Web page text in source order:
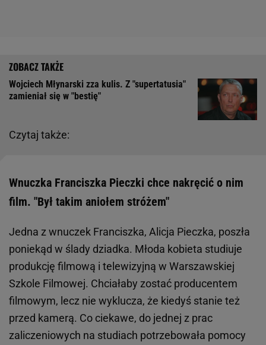
Czytaj także:
Wojciech Młynarski zza kulis. Z "supertatusia"
zamieniał się w "bestię"
Wnuczka Franciszka Pieczki chce nakręcić o nim
film. "Był takim aniołem stróżem"
Jedna z wnuczek Franciszka, Alicja Pieczka, poszła
poniekąd w ślady dziadka. Młoda kobieta studiuje
produkcję filmową i telewizyjną w Warszawskiej
Szkole Filmowej. Chciałaby zostać producentem
filmowym, lecz nie wyklucza, że kiedyś stanie też
przed kamerą. Co ciekawe, do jednej z prac
zaliczeniowych na studiach potrzebowała pomocy